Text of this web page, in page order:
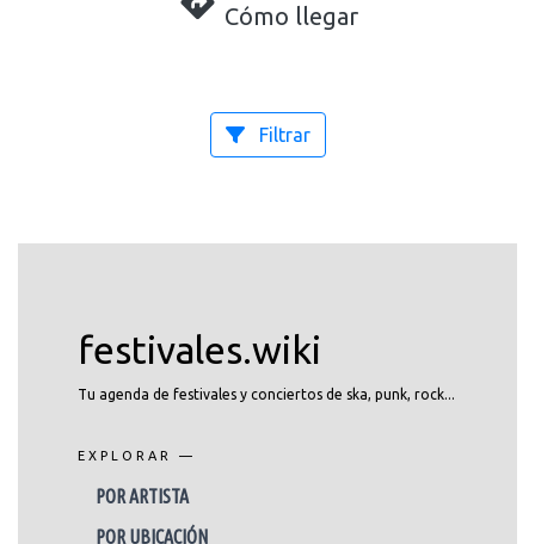
Cómo llegar
Filtrar
festivales.wiki
Tu agenda de festivales y conciertos de ska, punk, rock...
EXPLORAR —
POR ARTISTA
POR UBICACIÓN